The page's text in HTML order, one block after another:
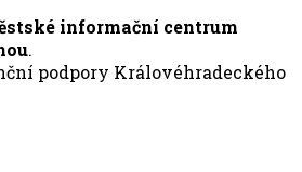
informační centrum
.
podpory Královéhradeckého